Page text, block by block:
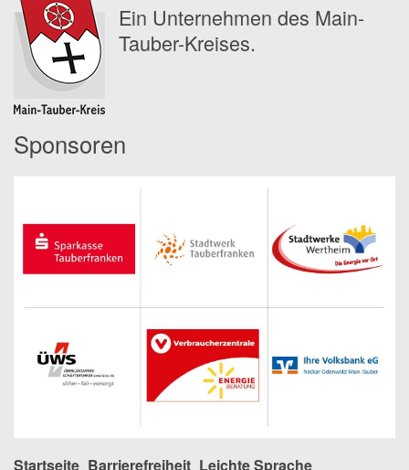
Ein Unternehmen des Main-
Tauber-Kreises.
Sponsoren
Startseite Barrierefreiheit Leichte Sprache